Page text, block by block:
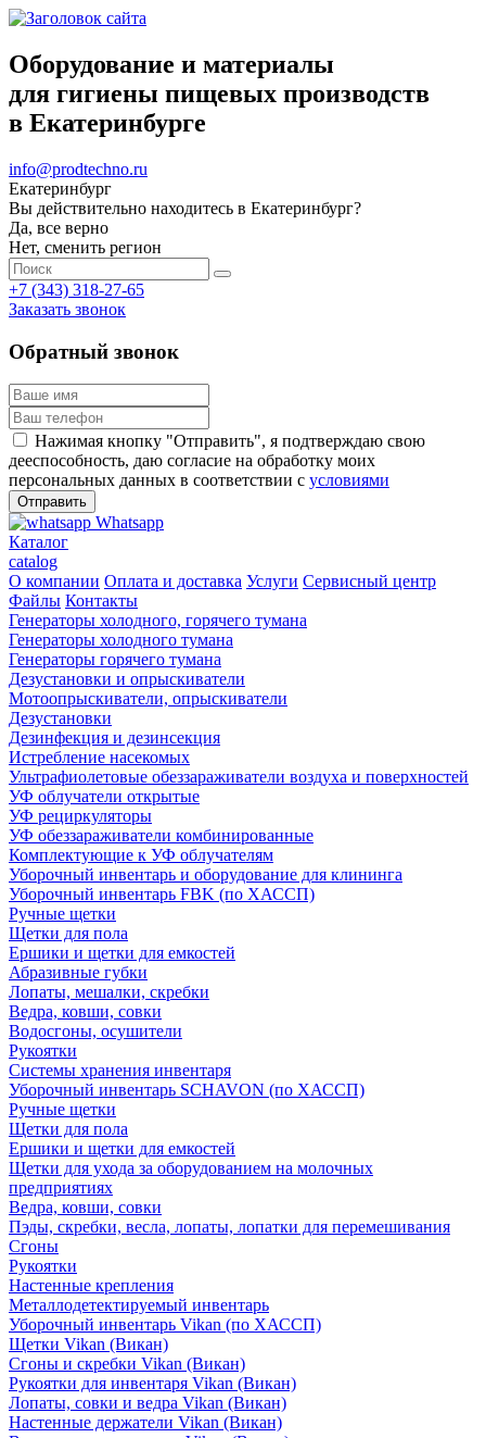
Оборудование и материалы
для гигиены пищевых производств
в Екатеринбурге
info@prodtechno.ru
Екатеринбург
Вы действительно находитесь в Екатеринбург?
Да, все верно
Нет, сменить регион
+7 (343) 318-27-65
Заказать звонок
Обратный звонок
Нажимая кнопку "Отправить", я подтверждаю свою
дееспособность, даю согласие на обработку моих
персональных данных в соответствии с условиями
Whatsapp
Каталог
catalog
О компании Оплата и доставка Услуги Сервисный центр
Файлы Контакты
Генераторы холодного, горячего тумана
Генераторы холодного тумана
Генераторы горячего тумана
Дезустановки и опрыскиватели
Мотоопрыскиватели, опрыскиватели
Дезустановки
Дезинфекция и дезинсекция
Истребление насекомых
Ультрафиолетовые обеззараживатели воздуха и поверхностей
УФ облучатели открытые
УФ рециркуляторы
УФ обеззараживатели комбинированные
Комплектующие к УФ облучателям
Уборочный инвентарь и оборудование для клининга
Уборочный инвентарь FBK (по ХАССП)
Ручные щетки
Щетки для пола
Ершики и щетки для емкостей
Абразивные губки
Лопаты, мешалки, скребки
Ведра, ковши, совки
Водосгоны, осушители
Рукоятки
Системы хранения инвентаря
Уборочный инвентарь SCHAVON (по ХАССП)
Ручные щетки
Щетки для пола
Ершики и щетки для емкостей
Щетки для ухода за оборудованием на молочных
предприятиях
Ведра, ковши, совки
Пэды, скребки, весла, лопаты, лопатки для перемешивания
Сгоны
Рукоятки
Настенные крепления
Металлодетектируемый инвентарь
Уборочный инвентарь Vikan (по ХАССП)
Щетки Vikan (Викан)
Сгоны и скребки Vikan (Викан)
Рукоятки для инвентаря Vikan (Викан)
Лопаты, совки и ведра Vikan (Викан)
Настенные держатели Vikan (Викан)